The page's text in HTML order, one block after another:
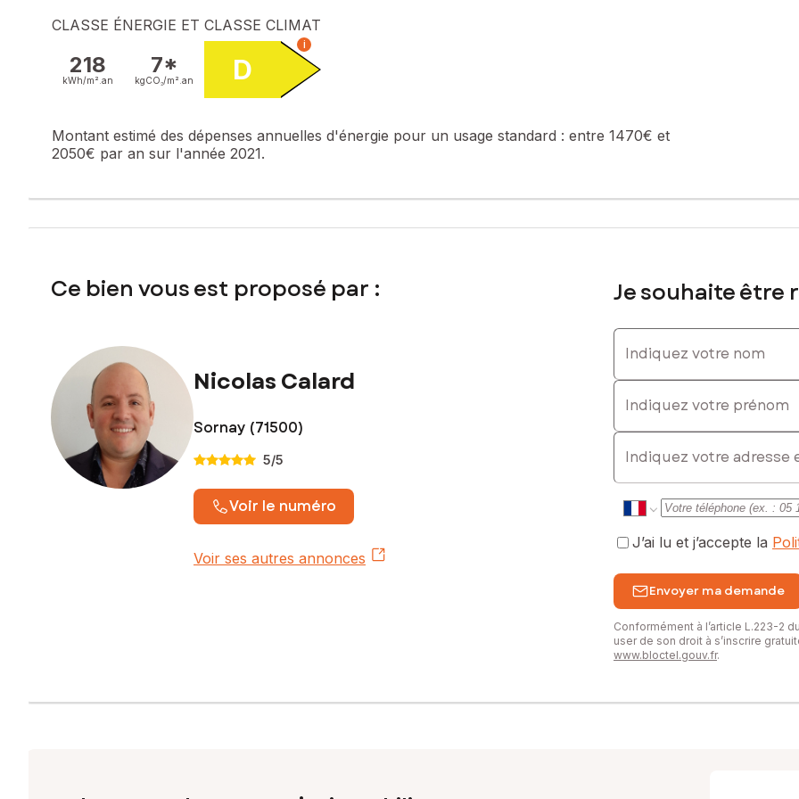
A visiter rapidement!
Les informations sur les risques auxquels ce bien est exposé sont disponibles sur le site Géorisques : www.georisques.gouv.fr
Prix de vente : 220 000 €
Contactez votre conseiller SAFTI : Nicolas CALARD, Tél. : 06 17 97 42 11, E-mail : nicolas.calard@safti.fr - EI - Agent commercial
878 716 372
CLASSE ÉNERGIE ET CLASSE CLIMAT
218
kWh/m². an
7*
kgCO₂/m². an D
i
Montant estimé des dépenses annuelles d'énergie pour un usage standard : entre 1470€ et
2050€ par an sur l'année 2021.
Ce bien vous est proposé par :
Nicolas Calard
Sornay (71500)
5/5
Voir le numéro
Voir ses autres annonces
Je souhaite être
Indiquez votre nom
Indiquez votre prénom
E-mail
J’ai lu et j’accepte la
Envoyer ma demande
Conformément à l’article L.223-2
user de son droit à s’inscrire
www.bloctel.gouv.fr.